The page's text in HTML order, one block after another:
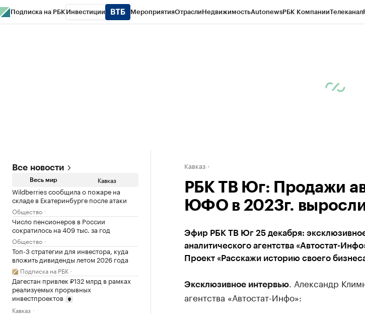
Подписка на РБК Инвестиции МероприятияОтраслиНедвижимостьAutonewsРБК КомпанииТелеканал
Все новости
Весь мир Кавказ
Wildberries сообщила о пожаре на
складе в Екатеринбурге после атаки
Общество
Число пенсионеров в России
сократилось на 409 тыс. за год
Общество
Топ-3 стратегии для инвестора, куда
вложить дивиденды летом 2026 года
Подписка на РБК
Дагестан привлек ₽132 млрд в рамках
реализуемых прорывных
инвестпроектов
Кавказ
Кавказ
РБК ТВ Юг: Продажи
ЮФО в 2023г. выросли
Эфир РБК ТВ Юг 25 декабря:
аналитического агентства «Автостат-
Проект «Расскажи историю своего
Эксклюзивное интервью. Александр
агентства «Автостат-Инфо»: